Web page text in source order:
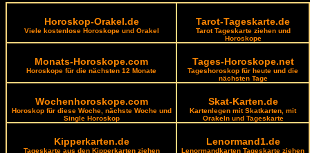
Horoskop-Orakel.de
Viele kostenlose Horoskope und Orakel
Tarot-Tageskarte.de
Tarot Tageskarte ziehen und
Horoskope
Monats-Horoskope.com
Horoskope für die nächsten 12 Monate
Tages-Horoskope.net
Tageshoroskop für heute und die
nächsten Tage
Wochenhoroskope.com
Horoskop für diese Woche, nächste Woche und
Single Horoskop
Skat-Karten.de
Kartenlegen mit Skatkarten, mit
Orakeln und Tageskarte
Kipperkarten.de
Tageskarte aus den Kipperkarten ziehen
Lenormand1.de
Lenormandkarten Tageskarte ziehen